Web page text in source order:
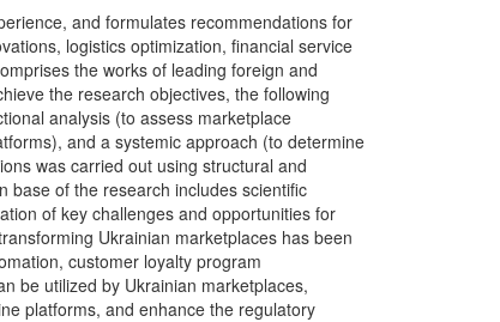
and formulates recommendations for
logistics optimization, financial service
the works of leading foreign and
the research objectives, the following
analysis (to assess marketplace
and a systemic approach (to determine
was carried out using structural and
base of the research includes scientific
of key challenges and opportunities for
Ukrainian marketplaces has been
customer loyalty program
be utilized by Ukrainian marketplaces,
platforms, and enhance the regulatory